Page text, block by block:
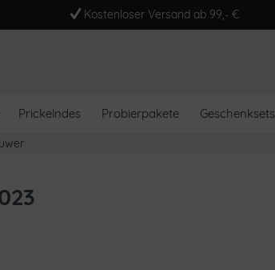
Kostenloser Versand ab 99,- €
Prickelndes Probierpakete Geschenksets